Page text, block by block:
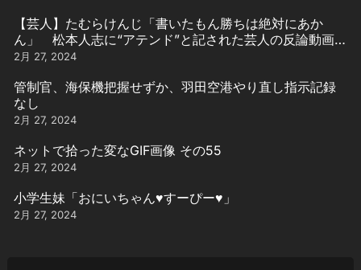
【芸人】たむらけんじ「書いたもん勝ちは絶対にあか
ん」 松本人志に“アテンド”と記された芸人の反論動画引
用
2月 27, 2024
管制官、海保機把握せずか、羽田空港やり直し指示記録
なし
2月 27, 2024
ネットで拾った変なGIF画像 その55
2月 27, 2024
小学生妹「おにいちゃん♥️すーぴー♥️」
2月 27, 2024